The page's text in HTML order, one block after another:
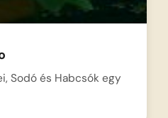
Sodó és Habcsók egy